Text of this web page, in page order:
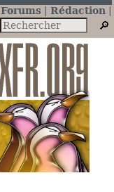
Forums
Rédaction